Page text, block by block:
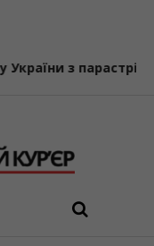
з лука У